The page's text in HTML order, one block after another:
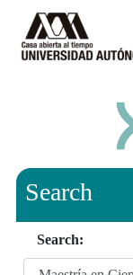
Search
Search: